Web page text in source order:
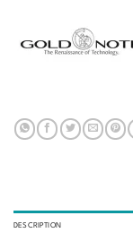
DESCRIPTION